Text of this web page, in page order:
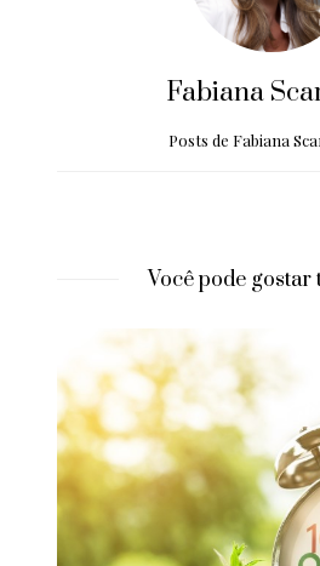
Fabiana
Posts de Fabiana
Você pode gostar